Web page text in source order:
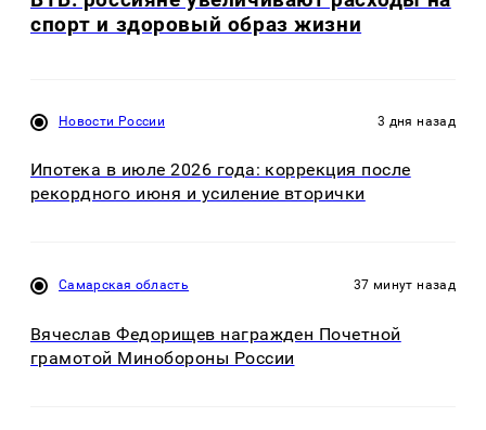
спорт и здоровый образ жизни
Новости России 3 дня назад
Ипотека в июле 2026 года: коррекция после
рекордного июня и усиление вторички
Самарская область 37 минут назад
Вячеслав Федорищев награжден Почетной
грамотой Минобороны России